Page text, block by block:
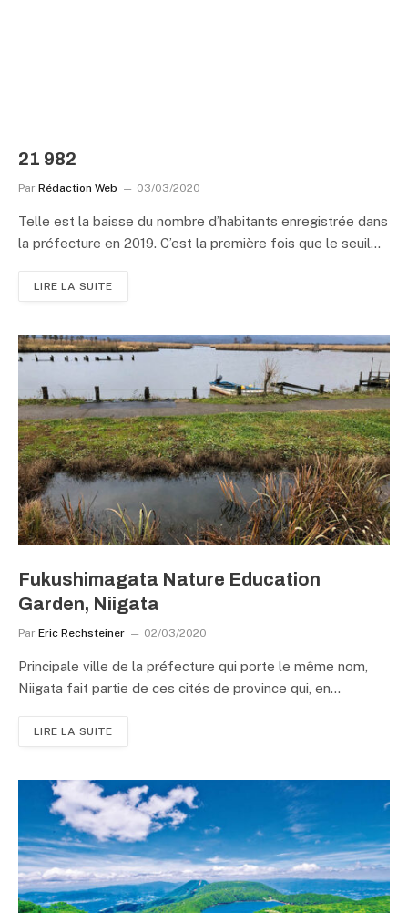
21 982
Par Rédaction Web 03/03/2020
Telle est la baisse du nombre d’habitants enregistrée dans
la préfecture en 2019. C’est la première fois que le seuil…
LIRE LA SUITE
Fukushimagata Nature Education
Garden, Niigata
Par Eric Rechsteiner 02/03/2020
Principale ville de la préfecture qui porte le même nom,
Niigata fait partie de ces cités de province qui, en…
LIRE LA SUITE